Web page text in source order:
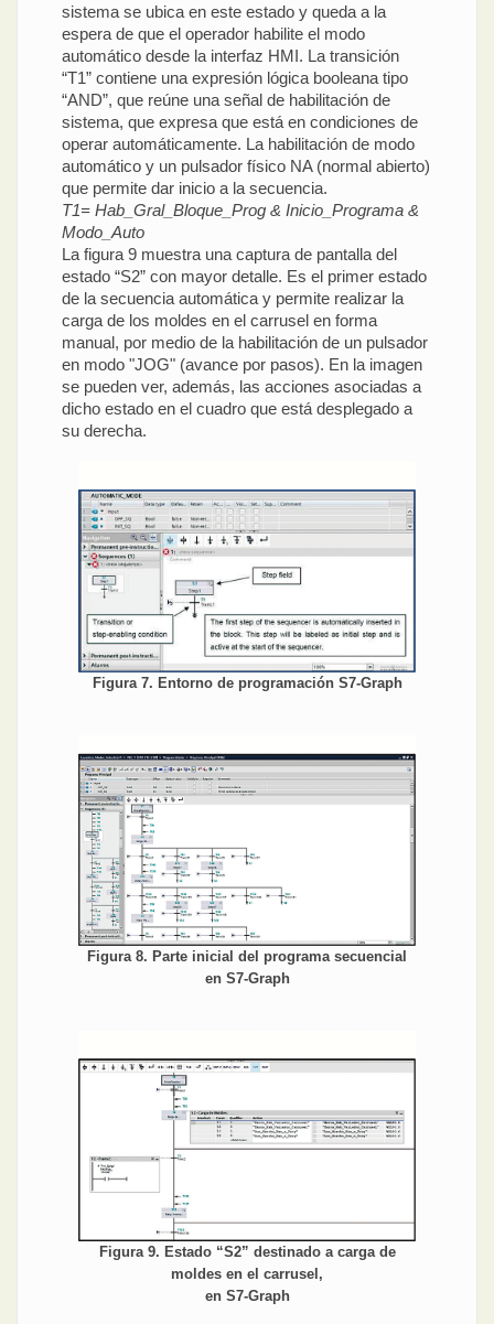
sistema se ubica en este estado y queda a la
espera de que el operador habilite el modo
automático desde la interfaz HMI. La transición
“T1” contiene una expresión lógica booleana tipo
“AND”, que reúne una señal de habilitación de
sistema, que expresa que está en condiciones de
operar automáticamente. La habilitación de modo
automático y un pulsador físico NA (normal abierto)
que permite dar inicio a la secuencia.
T1= Hab_Gral_Bloque_Prog & Inicio_Programa &
Modo_Auto
La figura 9 muestra una captura de pantalla del
estado “S2” con mayor detalle. Es el primer estado
de la secuencia automática y permite realizar la
carga de los moldes en el carrusel en forma
manual, por medio de la habilitación de un pulsador
en modo "JOG" (avance por pasos). En la imagen
se pueden ver, además, las acciones asociadas a
dicho estado en el cuadro que está desplegado a
su derecha.
Figura 7. Entorno de programación S7-Graph
Figura 8. Parte inicial del programa secuencial
en S7-Graph
Figura 9. Estado “S2” destinado a carga de
moldes en el carrusel,
en S7-Graph